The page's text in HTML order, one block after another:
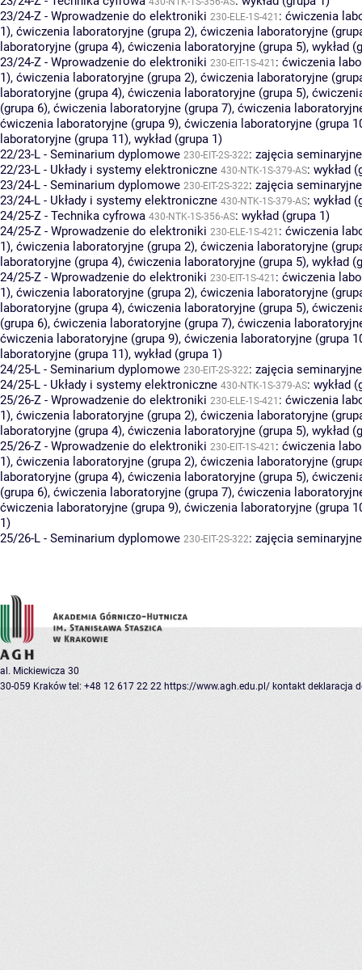
23/24-Z - Wprowadzenie do elektroniki 230-ELE-1S-421 : ćwiczenia
1), ćwiczenia laboratoryjne (grupa 2), ćwiczenia laboratoryjne
laboratoryjne (grupa 4), ćwiczenia laboratoryjne (grupa 5), wykład
23/24-Z - Wprowadzenie do elektroniki 230-EIT-1S-421 : ćwiczenia
1), ćwiczenia laboratoryjne (grupa 2), ćwiczenia laboratoryjne
laboratoryjne (grupa 4), ćwiczenia laboratoryjne (grupa 5),
(grupa 6), ćwiczenia laboratoryjne (grupa 7), ćwiczenia
ćwiczenia laboratoryjne (grupa 9), ćwiczenia laboratoryjne (grupa
laboratoryjne (grupa 11), wykład (grupa 1)
22/23-L - Seminarium dyplomowe 230-EIT-2S-322: zajęcia
22/23-L - Układy i systemy elektroniczne 430-NTK-1S-379-AS: wykład
23/24-L - Seminarium dyplomowe 230-EIT-2S-322: zajęcia
23/24-L - Układy i systemy elektroniczne 430-NTK-1S-379-AS: wykład
24/25-Z - Technika cyfrowa 430-NTK-1S-356-AS: wykład (grupa 1)
24/25-Z - Wprowadzenie do elektroniki 230-ELE-1S-421 : ćwiczenia
1), ćwiczenia laboratoryjne (grupa 2), ćwiczenia laboratoryjne
laboratoryjne (grupa 4), ćwiczenia laboratoryjne (grupa 5), wykład
24/25-Z - Wprowadzenie do elektroniki 230-EIT-1S-421 : ćwiczenia
1), ćwiczenia laboratoryjne (grupa 2), ćwiczenia laboratoryjne
laboratoryjne (grupa 4), ćwiczenia laboratoryjne (grupa 5),
(grupa 6), ćwiczenia laboratoryjne (grupa 7), ćwiczenia
ćwiczenia laboratoryjne (grupa 9), ćwiczenia laboratoryjne (grupa
laboratoryjne (grupa 11), wykład (grupa 1)
24/25-L - Seminarium dyplomowe 230-EIT-2S-322: zajęcia
24/25-L - Układy i systemy elektroniczne 430-NTK-1S-379-AS: wykład
25/26-Z - Wprowadzenie do elektroniki 230-ELE-1S-421 : ćwiczenia
1), ćwiczenia laboratoryjne (grupa 2), ćwiczenia laboratoryjne
laboratoryjne (grupa 4), ćwiczenia laboratoryjne (grupa 5), wykład
25/26-Z - Wprowadzenie do elektroniki 230-EIT-1S-421 : ćwiczenia
1), ćwiczenia laboratoryjne (grupa 2), ćwiczenia laboratoryjne
laboratoryjne (grupa 4), ćwiczenia laboratoryjne (grupa 5),
(grupa 6), ćwiczenia laboratoryjne (grupa 7), ćwiczenia
ćwiczenia laboratoryjne (grupa 9), ćwiczenia laboratoryjne (grupa
1)
25/26-L - Seminarium dyplomowe 230-EIT-2S-322: zajęcia
al. Mickiewicza 30
30-059 Kraków tel: +48 12 617 22 22 https://www.agh.edu.pl/ kontakt deklaracja